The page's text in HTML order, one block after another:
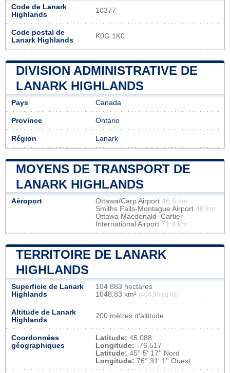
Code de Lanark
Highlands
10377
Code postal de
Lanark Highlands
K0G 1K0
DIVISION ADMINISTRATIVE DE
LANARK HIGHLANDS
Pays Canada
Province Ontario
Région Lanark
MOYENS DE TRANSPORT DE
LANARK HIGHLANDS
Aéroport Ottawa/Carp Airport 46.6 km
Smiths Falls-Montague Airport 48 km
Ottawa Macdonald–Cartier
International Airport 71.4 km
TERRITOIRE DE LANARK
HIGHLANDS
Superficie de Lanark
Highlands
104 883 hectares
1048,83 km² (404,96 sq mi)
Altitude de Lanark
Highlands
200 mètres d'altitude
Coordonnées
géographiques
Latitude: 45.088
Longitude: -76.517
Latitude: 45° 5' 17'' Nord
Longitude: 76° 31' 1'' Ouest